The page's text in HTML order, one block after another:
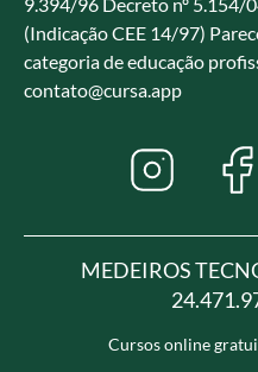
(Indicação CEE 14/97)
categoria de educação
contato@cursa.app
MEDEIROS
Cursos online